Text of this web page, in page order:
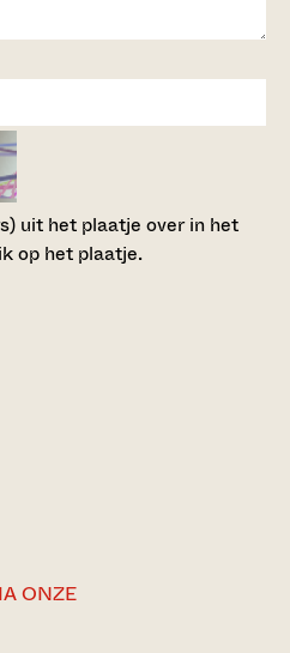
uit het plaatje over in het
op het plaatje.
ONZE